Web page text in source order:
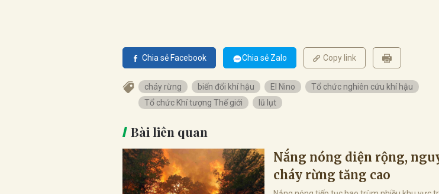
Chia sẻ Facebook Chia sẻ Zalo Copy link
cháy rừng biến đổi khí hậu El Nino
Tổ chức nghiên cứu khí hậu
Tổ chức Khí tượng Thế giới
lũ lụt
Bài liên quan
Nắng nóng diện rộng,
cháy rừng tăng cao